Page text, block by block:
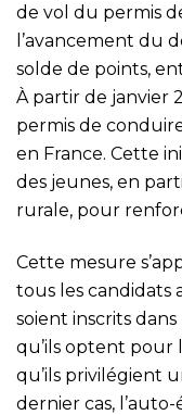
de vol du permis
l’avancement du
solde de points,
À partir de janvier
permis de
en France. Cette
des jeunes, en
rurale, pour
Cette mesure
tous les candidats
soient inscrits
qu’ils optent pour
qu’ils privilégient
dernier cas,